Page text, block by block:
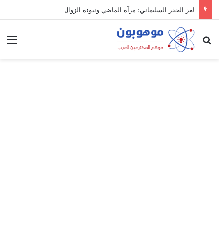
لغز الحجر السليماني: مرآة الماضي ونبوءة الزوال
بحث عن